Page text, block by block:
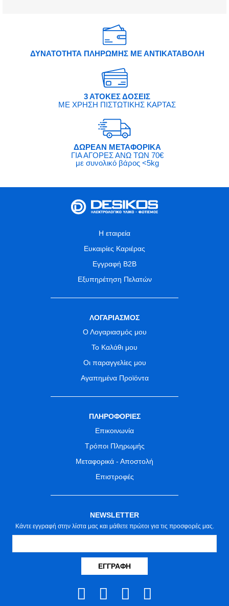
ΔΥΝΑΤΟΤΗΤΑ ΠΛΗΡΩΜΗΣ ΜΕ ΑΝΤΙΚΑΤΑΒΟΛΗ
3 ΑΤΟΚΕΣ ΔΟΣΕΙΣ
ΜΕ ΧΡΗΣΗ ΠΙΣΤΩΤΙΚΗΣ ΚΑΡΤΑΣ
ΔΩΡΕΑΝ ΜΕΤΑΦΟΡΙΚΑ
ΓΙΑ ΑΓΟΡΕΣ ΑΝΩ ΤΩΝ 70€
με συνολικό βάρος <5kg
Η εταιρεία
Ευκαιρίες Καριέρας
Εγγραφή B2B
Εξυπηρέτηση Πελατών
ΛΟΓΑΡΙΑΣΜΟΣ
Ο Λογαριασμός μου
Το Καλάθι μου
Οι παραγγελίες μου
Αγαπημένα Προϊόντα
ΠΛΗΡΟΦΟΡΙΕΣ
Επικοινωνία
Τρόποι Πληρωμής
Μεταφορικά - Αποστολή
Επιστροφές
NEWSLETTER
Κάντε εγγραφή στην λίστα μας και μάθετε πρώτοι για τις προσφορές μας.
ΕΓΓΡΑΦΉ